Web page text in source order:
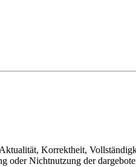
Korrektheit,
oder Nichtnutzung der